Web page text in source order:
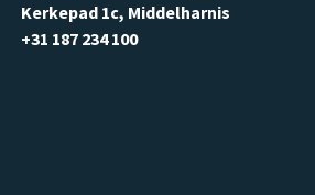
Kerkepad 1c, Middelharnis
+31 187 234 100